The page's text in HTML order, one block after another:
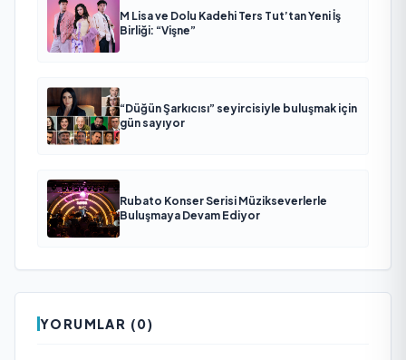
M Lisa ve Dolu Kadehi Ters Tut’tan Yeni İş
Birliği: “Vişne”
“Düğün Şarkıcısı” seyircisiyle buluşmak için
gün sayıyor
Rubato Konser Serisi Müzikseverlerle
Buluşmaya Devam Ediyor
YORUMLAR (0)